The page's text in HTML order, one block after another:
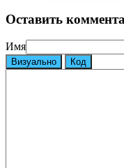
Оставить
Имя
Визуально Код